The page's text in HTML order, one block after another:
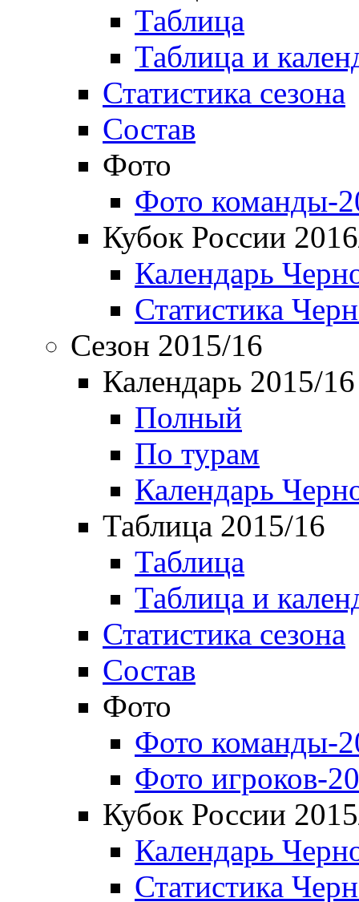
Таблица
Таблица и
Статистика сезона
Состав
Фото
Фото команды-
Кубок России
Календарь
Статистика
Сезон 2015/16
Календарь 2015/16
Полный
По турам
Календарь
Таблица 2015/16
Таблица
Таблица и
Статистика сезона
Состав
Фото
Фото команды-
Фото игроков-
Кубок России
Календарь
Статистика